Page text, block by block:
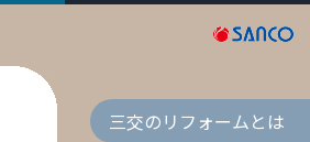
三交のリフォームとは